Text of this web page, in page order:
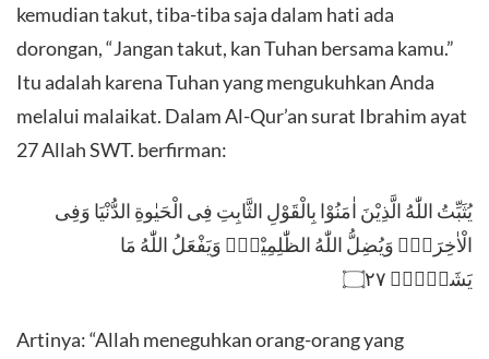
kemudian takut, tiba-tiba saja dalam hati ada
dorongan, “Jangan takut, kan Tuhan bersama kamu.”
Itu adalah karena Tuhan yang mengukuhkan Anda
melalui malaikat. Dalam Al-Qur’an surat Ibrahim ayat
27 Allah SWT. berfirman:
يُثَبِّتُ اللّٰهُ الَّذِيْنَ اٰمَنُوْا بِالْقَوْلِ الثَّابِتِ فِى الْحَيٰوةِ الدُّنْيَا وَفِى
الْاٰخِرَةِۚ وَيُضِلُّ اللّٰهُ الظّٰلِمِيْنَۗ وَيَفْعَلُ اللّٰهُ مَا
يَشَاۤءُࣖ ۝٢٧
Artinya: “Allah meneguhkan orang-orang yang